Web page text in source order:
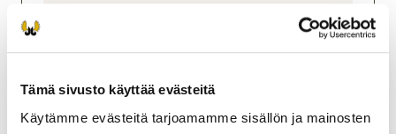
Tämä sivusto käyttää evästeitä
Käytämme evästeitä tarjoamamme sisällön ja mainosten
sysma@rhy.riista.fi